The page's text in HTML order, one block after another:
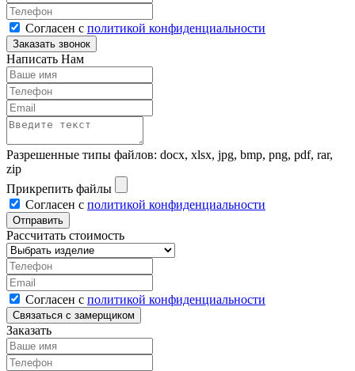
Согласен с политикой конфиденциальности
Написать Нам
Разрешенные типы файлов: docx, xlsx, jpg, bmp, png, pdf, rar,
zip
Прикрепить файлы
Согласен с политикой конфиденциальности
Рассчитать стоимость
Согласен с политикой конфиденциальности
Заказать